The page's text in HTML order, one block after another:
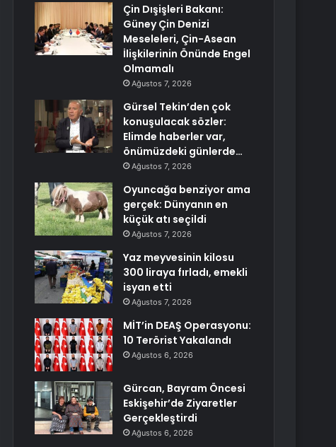
Çin Dışişleri Bakanı:
Güney Çin Denizi
Meseleleri, Çin-Asean
İlişkilerinin Önünde Engel
Olmamalı
Ağustos 7, 2026
Gürsel Tekin’den çok
konuşulacak sözler:
Elimde haberler var,
önümüzdeki günlerde…
Ağustos 7, 2026
Oyuncağa benziyor ama
gerçek: Dünyanın en
küçük atı seçildi
Ağustos 7, 2026
Yaz meyvesinin kilosu
300 liraya fırladı, emekli
isyan etti
Ağustos 7, 2026
MİT’in DEAŞ Operasyonu:
10 Terörist Yakalandı
Ağustos 6, 2026
Gürcan, Bayram Öncesi
Eskişehir’de Ziyaretler
Gerçekleştirdi
Ağustos 6, 2026